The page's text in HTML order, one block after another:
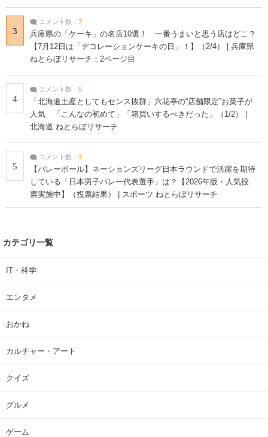
3
コメント数： 7
兵庫県の「ケーキ」の名店10選！ 一番うまいと思う店はどこ？
【7月12日は「デコレーションケーキの日」！】（2/4） | 兵庫県
ねとらぼリサーチ：2ページ目
4
コメント数： 5
「北海道土産としてもセンス抜群」六花亭の“店舗限定”お菓子が
人気 「こんなの初めて」「箱買いするべきだった」（1/2） |
北海道 ねとらぼリサーチ
5
コメント数： 3
【バレーボール】ネーションズリーグ日本ラウンドで活躍を期待
している「日本男子バレー代表選手」は？【2026年版・人気投
票実施中】（投票結果） | スポーツ ねとらぼリサーチ
カテゴリ一覧
IT・科学
エンタメ
おかね
カルチャー・アート
クイズ
グルメ
ゲーム